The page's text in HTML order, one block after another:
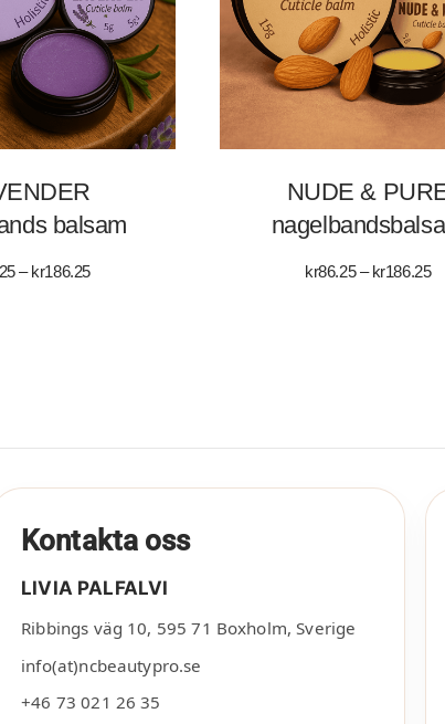
balsam
– kr186.25Prisintervall:
NUDE &
kr86.25 – kr186.25
Kontakta oss
LIVIA PALFALVI
Ribbings väg 10, 595 71 Boxholm,Sverige
info(at)ncbeautypro.se
+46 73 021 26 35